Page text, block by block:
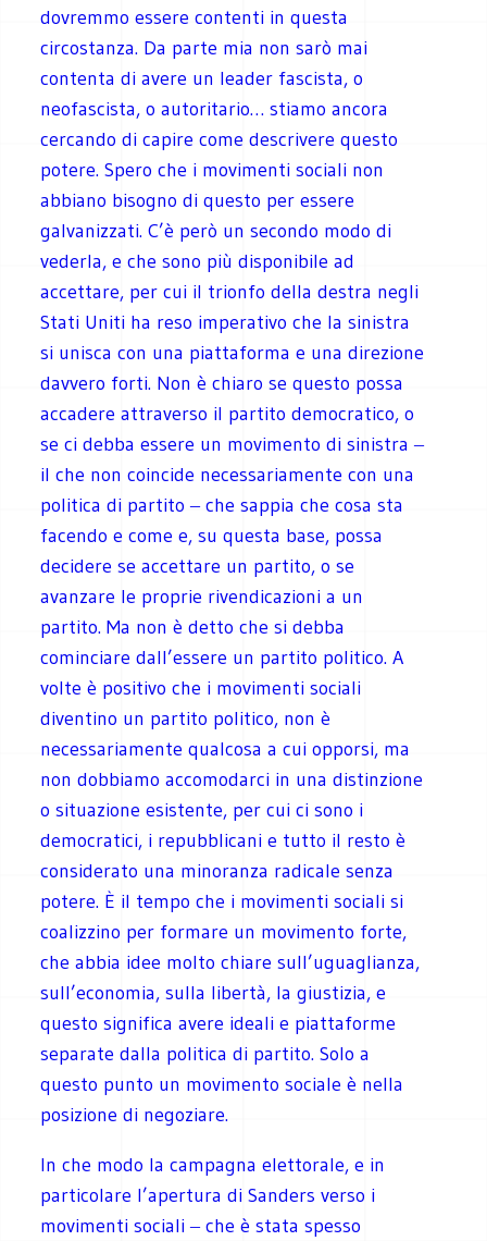
dovremmo essere contenti in questa
circostanza. Da parte mia non sarò mai
contenta di avere un leader fascista, o
neofascista, o autoritario… stiamo ancora
cercando di capire come descrivere questo
potere. Spero che i movimenti sociali non
abbiano bisogno di questo per essere
galvanizzati. C’è però un secondo modo di
vederla, e che sono più disponibile ad
accettare, per cui il trionfo della destra negli
Stati Uniti ha reso imperativo che la sinistra
si unisca con una piattaforma e una direzione
davvero forti. Non è chiaro se questo possa
accadere attraverso il partito democratico, o
se ci debba essere un movimento di sinistra ‒
il che non coincide necessariamente con una
politica di partito ‒ che sappia che cosa sta
facendo e come e, su questa base, possa
decidere se accettare un partito, o se
avanzare le proprie rivendicazioni a un
partito. Ma non è detto che si debba
cominciare dall’essere un partito politico. A
volte è positivo che i movimenti sociali
diventino un partito politico, non è
necessariamente qualcosa a cui opporsi, ma
non dobbiamo accomodarci in una distinzione
o situazione esistente, per cui ci sono i
democratici, i repubblicani e tutto il resto è
considerato una minoranza radicale senza
potere. È il tempo che i movimenti sociali si
coalizzino per formare un movimento forte,
che abbia idee molto chiare sull’uguaglianza,
sull’economia, sulla libertà, la giustizia, e
questo significa avere ideali e piattaforme
separate dalla politica di partito. Solo a
questo punto un movimento sociale è nella
posizione di negoziare.
In che modo la campagna elettorale, e in
particolare l’apertura di Sanders verso i
movimenti sociali ‒ che è stata spesso